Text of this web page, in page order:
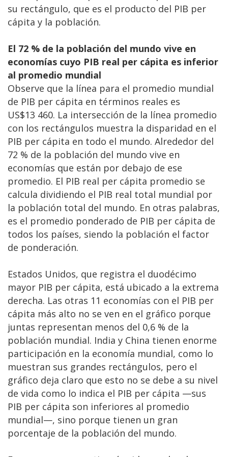
su rectángulo, que es el producto del PIB per
cápita y la población.
El 72 % de la población del mundo vive en
economías cuyo PIB real per cápita es inferior
al promedio mundial
Observe que la línea para el promedio mundial
de PIB per cápita en términos reales es
US$13 460. La intersección de la línea promedio
con los rectángulos muestra la disparidad en el
PIB per cápita en todo el mundo. Alrededor del
72 % de la población del mundo vive en
economías que están por debajo de ese
promedio. El PIB real per cápita promedio se
calcula dividiendo el PIB real total mundial por
la población total del mundo. En otras palabras,
es el promedio ponderado de PIB per cápita de
todos los países, siendo la población el factor
de ponderación.
Estados Unidos, que registra el duodécimo
mayor PIB per cápita, está ubicado a la extrema
derecha. Las otras 11 economías con el PIB per
cápita más alto no se ven en el gráfico porque
juntas representan menos del 0,6 % de la
población mundial. India y China tienen enorme
participación en la economía mundial, como lo
muestran sus grandes rectángulos, pero el
gráfico deja claro que esto no se debe a su nivel
de vida como lo indica el PIB per cápita —sus
PIB per cápita son inferiores al promedio
mundial—, sino porque tienen un gran
porcentaje de la población del mundo.